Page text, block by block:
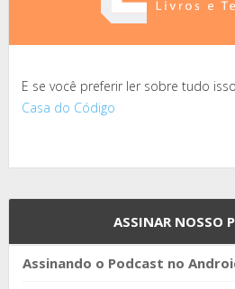
E se você preferir ler sobre tudo isso
Casa do Código
ASSINAR NOSSO
Assinando o Podcast no